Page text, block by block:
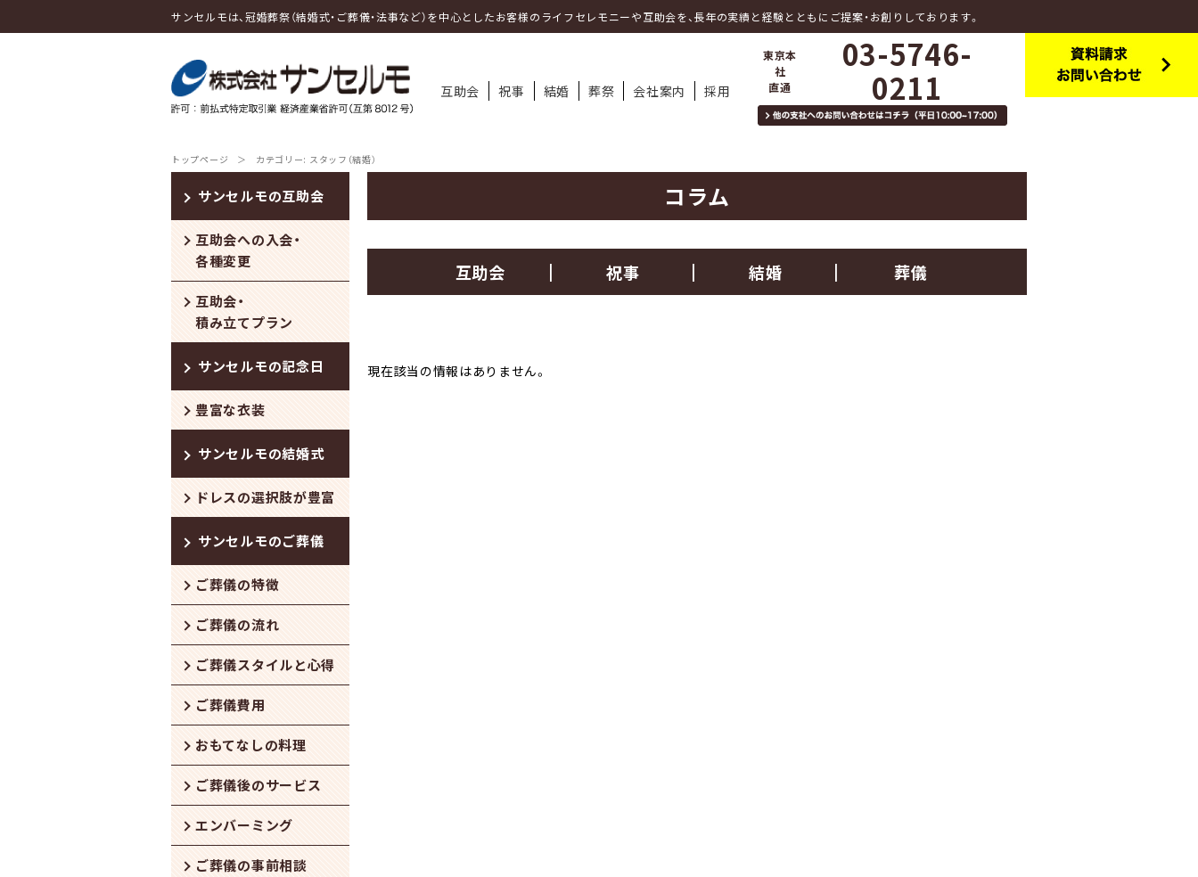
サンセルモは、冠婚葬祭（結婚式・ご葬儀・法事など）を中心としたお客様のライフセレモニーや互助会を、長年の実績と経験とともにご提案・お創りしております。
互助会 祝事 結婚 葬祭 会社案内 採用
東京本
社
直通
03-5746-
0211
トップページ ＞ カテゴリー: スタッフ（結婚）
サンセルモの互助会
互助会への入会・
各種変更
互助会・
積み立てプラン
サンセルモの記念日
豊富な衣装
サンセルモの結婚式
ドレスの選択肢が豊富
サンセルモのご葬儀
ご葬儀の特徴
ご葬儀の流れ
ご葬儀スタイルと心得
ご葬儀費用
おもてなしの料理
ご葬儀後のサービス
エンバーミング
ご葬儀の事前相談
コラム
互助会 祝事 結婚 葬儀
現在該当の情報はありません。